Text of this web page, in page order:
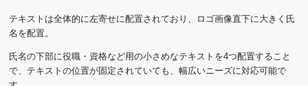
テキストは全体的に左寄せに配置されており、ロゴ画像直下に大きく氏
名を配置。
氏名の下部に役職・資格など用の小さめなテキストを4つ配置すること
で、テキストの位置が固定されていても、幅広いニーズに対応可能で